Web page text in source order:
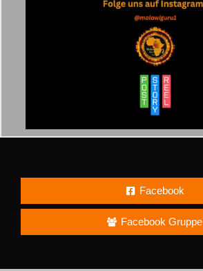
Facebook
Facebook Gruppe